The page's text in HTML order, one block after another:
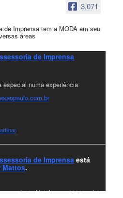
3,071
Imprensa tem a MODA em seu
áreas
de Imprensa
numa experiência
de Imprensa está
Mattos.
excelente Natal e um 2026 repleto